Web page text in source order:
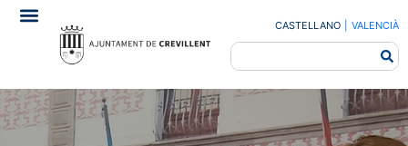
CASTELLANO VALENCIÀ